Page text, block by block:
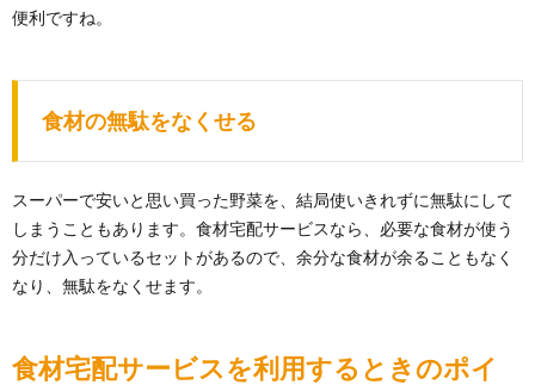
便利ですね。
食材の無駄をなくせる
スーパーで安いと思い買った野菜を、結局使いきれずに無駄にして
しまうこともあります。食材宅配サービスなら、必要な食材が使う
分だけ入っているセットがあるので、余分な食材が余ることもなく
なり、無駄をなくせます。
食材宅配サービスを利用するときのポイ